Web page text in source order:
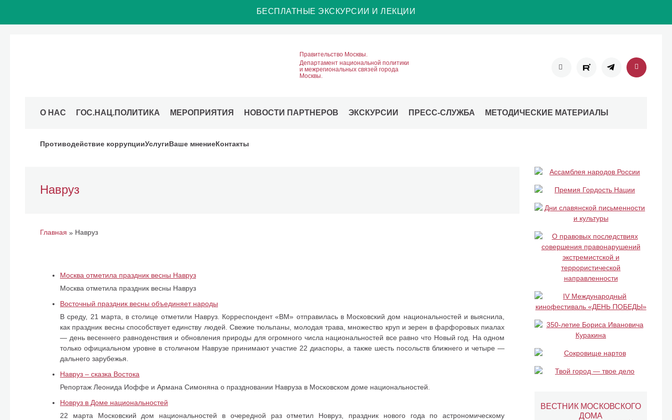
БЕСПЛАТНЫЕ ЭКСКУРСИИ И ЛЕКЦИИ
Правительство Москвы.
Департамент национальной политики
и межрегиональных связей города
Москвы.
О НАС ГОС.НАЦ.ПОЛИТИКА МЕРОПРИЯТИЯ НОВОСТИ ПАРТНЕРОВ ЭКСКУРСИИ ПРЕСС-СЛУЖБА МЕТОДИЧЕСКИЕ МАТЕРИАЛЫ
Противодействие коррупцииУслугиВаше мнениеКонтакты
Навруз
Главная » Навруз
Москва отметила праздник весны Навруз
Москва отметила праздник весны Навруз
Восточный праздник весны объединяет народы
В среду, 21 марта, в столице отметили Навруз. Корреспондент «ВМ» отправилась в Московский дом национальностей и выяснила,
как праздник весны способствует единству людей. Свежие тюльпаны, молодая трава, множество круп и зерен в фарфоровых пиалах
— день весеннего равноденствия и обновления природы для огромного числа национальностей все равно что Новый год. На одном
только официальном уровне в столичном Наврузе принимают участие 22 диаспоры, а также шесть посольств ближнего и четыре —
дальнего зарубежья.
Навруз – сказка Востока
Репортаж Леонида Иоффе и Армана Симоняна о праздновании Навруза в Московском доме национальностей.
Новруз в Доме национальностей
22 марта Московский дом национальностей в очередной раз отметил Новруз, праздник нового года по астрономическому
ВЕСТНИК МОСКОВСКОГО
ДОМА